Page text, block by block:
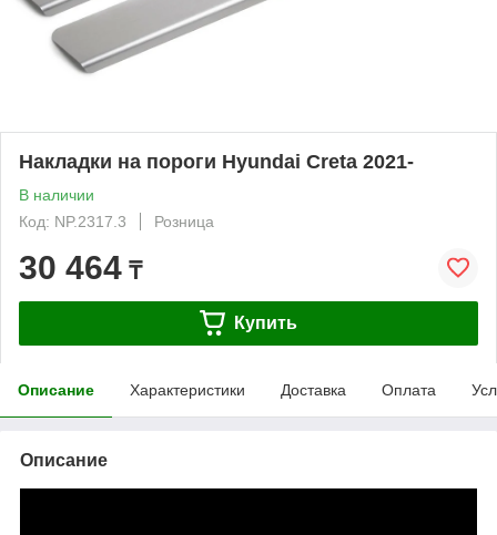
Накладки на пороги Hyundai Creta 2021-
В наличии
Код: NP.2317.3
Розница
30 464 ₸
Купить
Описание Характеристики Доставка Оплата
Описание